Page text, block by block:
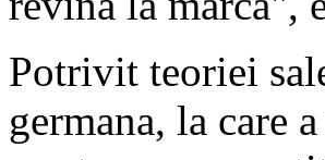
Potrivit teoriei
germana, la care